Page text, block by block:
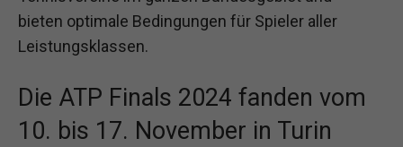
bieten optimale Bedingungen für Spieler aller
Leistungsklassen.
Die ATP Finals 2024 fanden vom
10. bis 17. November in Turin